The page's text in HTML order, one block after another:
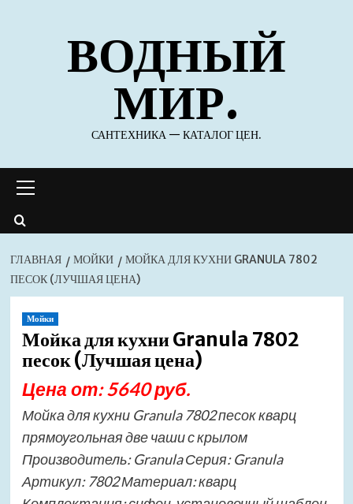
содержимомуВОДНЫЙ
МИР.
САНТЕХНИКА — КАТАЛОГ ЦЕН.
меню
ГЛАВНАЯ МОЙКИ
МОЙКА ДЛЯ КУХНИ GRANULA 7802
ПЕСОК (ЛУЧШАЯ ЦЕНА)
Мойки
Мойка для кухни Granula 7802
песок (Лучшая цена)
Цена от: 5640 руб.
Мойка для кухни Granula 7802 песок кварц
прямоугольная две чаши с крылом
Производитель: Granula Серия: Granula
Артикул: 7802 Материал: кварц